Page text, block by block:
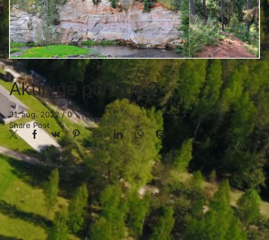
Aktiivne puhkus 2
31. aug. 2022 / 0
Share Post